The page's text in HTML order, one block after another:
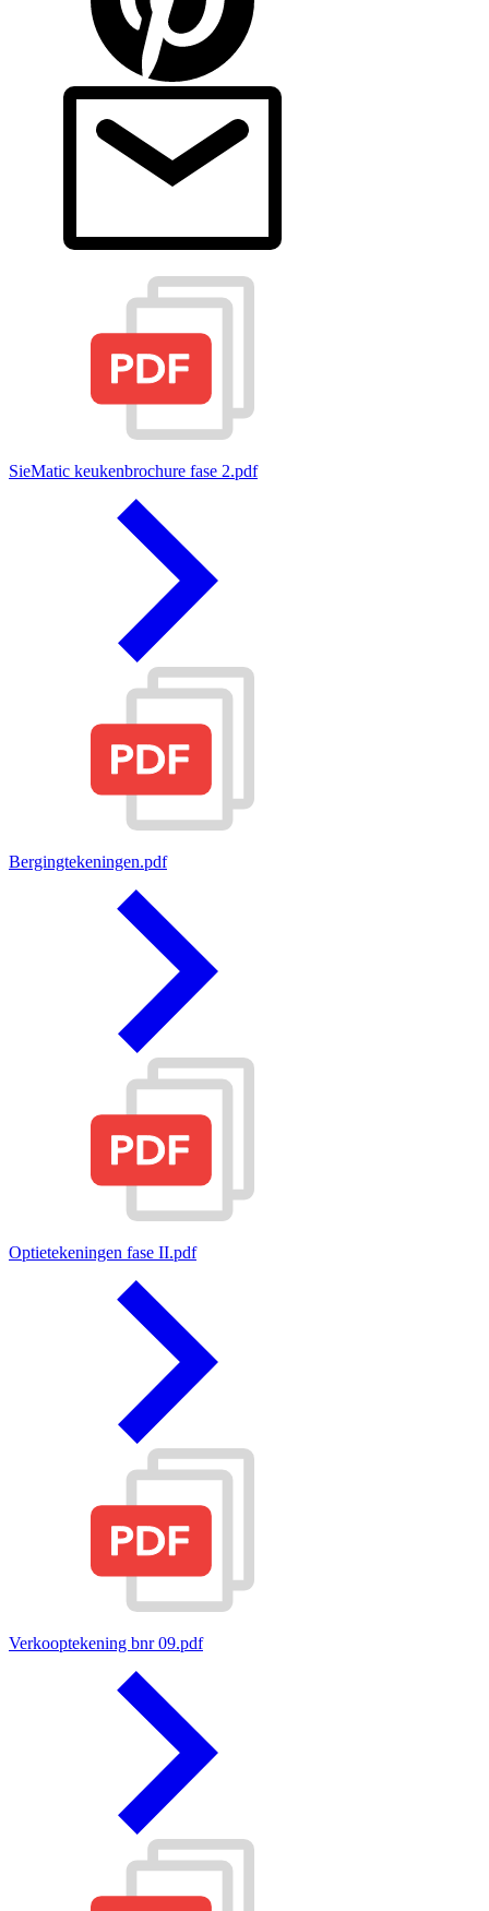
SieMatic keukenbrochure fase 2.pdf
Bergingtekeningen.pdf
Optietekeningen fase II.pdf
Verkooptekening bnr 09.pdf